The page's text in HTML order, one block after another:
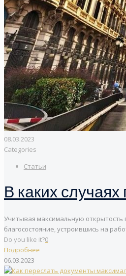
08.03.2023
Categories
Статьи
В каких
Учитывая максимальную открытость
благосостояние, устроившись на
Do you like it?0
Подробнее
06.03.2023